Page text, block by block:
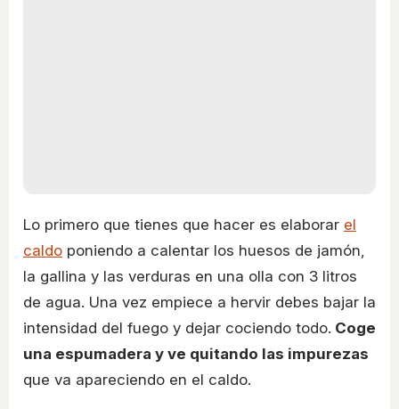
Lo primero que tienes que hacer es elaborar el
caldo poniendo a calentar los huesos de jamón,
la gallina y las verduras en una olla con 3 litros
de agua. Una vez empiece a hervir debes bajar la
intensidad del fuego y dejar cociendo todo. Coge
una espumadera y ve quitando las impurezas
que va apareciendo en el caldo.